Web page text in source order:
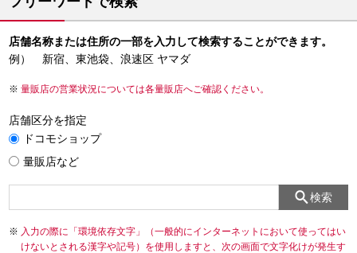
店舗名称または住所の一部を入力して検索することができます。
例） 新宿、東池袋、浪速区 ヤマダ
量販店の営業状況については各量販店へご確認ください。
店舗区分を指定
ドコモショップ
量販店など
検索
入力の際に「環境依存文字」（一般的にインターネットにおいて使ってはい
けないとされる漢字や記号）を使用しますと、次の画面で文字化けが発生す